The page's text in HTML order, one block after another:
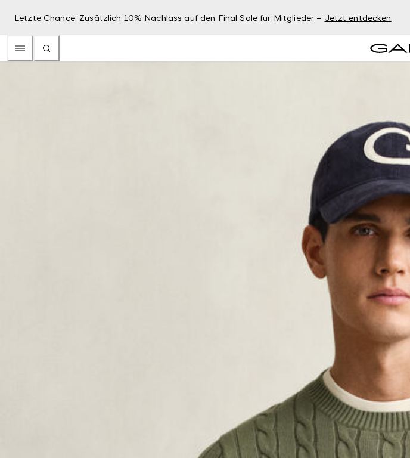
Letzte Chance: Zusätzlich 10% Nachlass auf den Final Sale für Mitglieder – Jetzt entdecken